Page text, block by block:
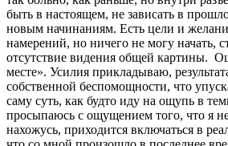
быть в настоящем, не зависать в
новым начинаниям. Есть цели и
намерений, но ничего не могу начать,
отсутствие видения общей картины.
месте». Усилия прикладываю,
собственной беспомощности, что
саму суть, как будто иду на ощупь в
просыпаюсь с ощущением того, что я
нахожусь, приходится включаться в